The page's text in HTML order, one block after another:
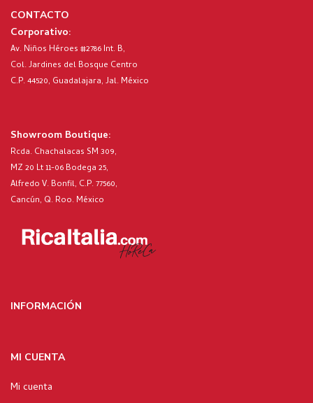
CONTACTO
Corporativo:
Av. Niños Héroes #2786 Int. B,
Col. Jardines del Bosque Centro
C.P. 44520, Guadalajara, Jal. México
Showroom Boutique:
Rcda. Chachalacas SM 309,
MZ 20 Lt 11-06 Bodega 25,
Alfredo V. Bonfil, C.P. 77560,
Cancún, Q. Roo. México
INFORMACIÓN
MI CUENTA
Mi cuenta